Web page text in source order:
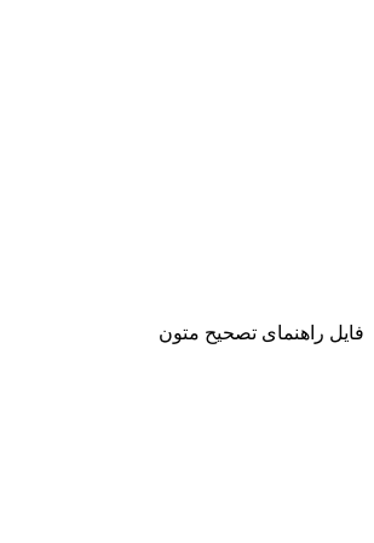
فایل راهنمای تصحیح متون